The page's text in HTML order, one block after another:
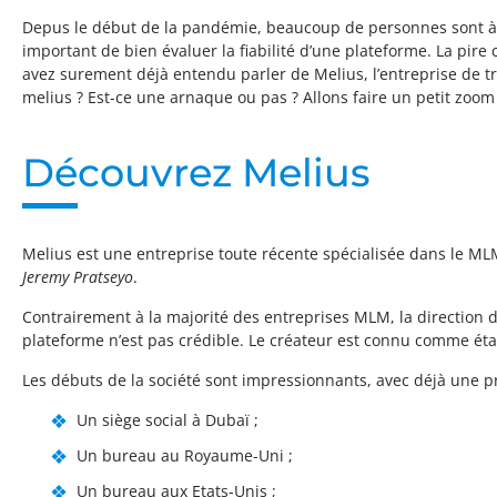
Depus le début de la pandémie, beaucoup de personnes sont
important de bien évaluer la fiabilité d’une plateforme. La
avez surement déjà entendu parler de Melius, l’entreprise de
melius ? Est-ce une arnaque ou pas ? Allons faire un petit
Découvrez Melius
Melius est une entreprise toute récente spécialisée dans le
Jeremy Pratseyo.
Contrairement à la majorité des entreprises MLM, la direction
plateforme n’est pas crédible. Le créateur est connu comme
Les débuts de la société sont impressionnants, avec déjà une
Un siège social à Dubaï ;
Un bureau au Royaume-Uni ;
Un bureau aux Etats-Unis ;